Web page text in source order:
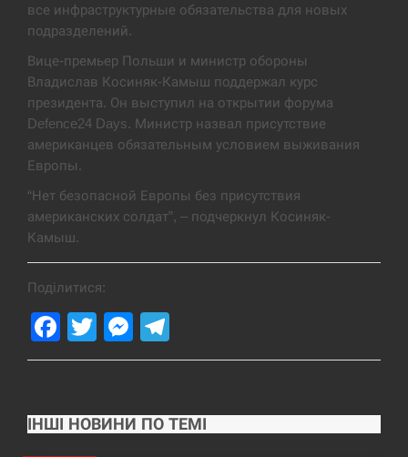
11:53
Под огнем “Эпицентр”, ROZETKA и “Новая
почта”: что известно об…
СЕРПЕНЬ
11:40
У зоопарку Токіо через спеку загинули три
левиці
СЕРПЕНЬ
11:23
Россияне ударили “Бардеролями” по Харькову,
есть пострадавшие
все инфраструктурные обязательства для новых
подразделений.
Вице-премьер Польши и министр обороны
Владислав Косиняк-Камыш поддержал курс
президента. Он выступил на открытии форума
Defence24 Days. Министр назвал присутствие
американцев обязательным условием выживания
Европы.
“Нет безопасной Европы без присутствия
американских солдат”, – подчеркнул Косиняк-
Камыш.
Поділитися:
Facebook
TwitterMessenger
ІНШІ НОВИНИ ПО ТЕМІ